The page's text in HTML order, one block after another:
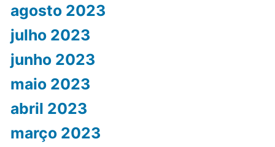
agosto 2023
julho 2023
junho 2023
maio 2023
abril 2023
março 2023